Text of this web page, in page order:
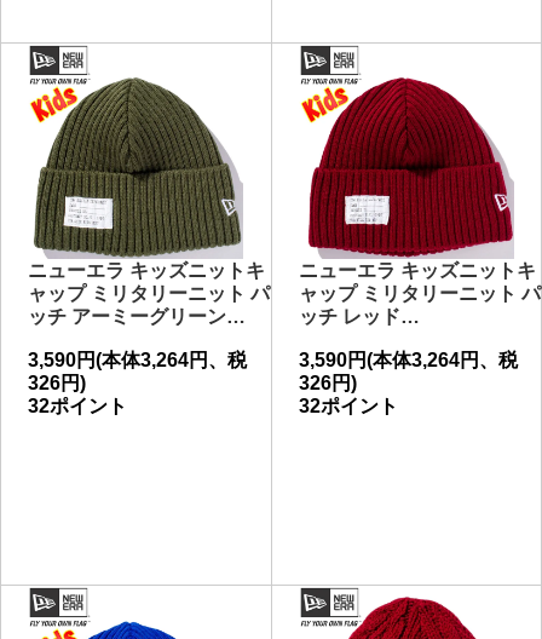
ニューエラ キッズニットキ
ャップ ミリタリーニット パ
ッチ アーミーグリーン…
3,590円(本体3,264円、税
326円)
32ポイント
ニューエラ キッズニットキ
ャップ ミリタリーニット パ
ッチ レッド…
3,590円(本体3,264円、税
326円)
32ポイント